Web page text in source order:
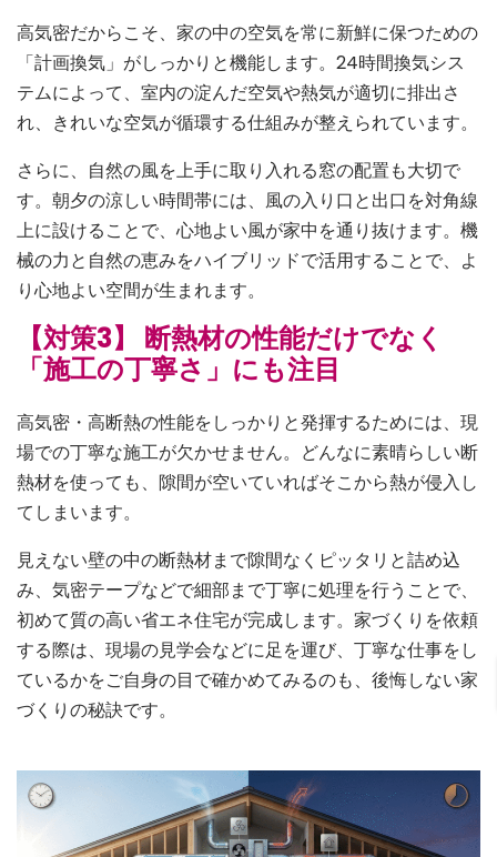
高気密だからこそ、家の中の空気を常に新鮮に保つための
「計画換気」がしっかりと機能します。24時間換気シス
テムによって、室内の淀んだ空気や熱気が適切に排出さ
れ、きれいな空気が循環する仕組みが整えられています。
さらに、自然の風を上手に取り入れる窓の配置も大切で
す。朝夕の涼しい時間帯には、風の入り口と出口を対角線
上に設けることで、心地よい風が家中を通り抜けます。機
械の力と自然の恵みをハイブリッドで活用することで、よ
り心地よい空間が生まれます。
【対策3】 断熱材の性能だけでなく
「施工の丁寧さ」にも注目
高気密・高断熱の性能をしっかりと発揮するためには、現
場での丁寧な施工が欠かせません。どんなに素晴らしい断
熱材を使っても、隙間が空いていればそこから熱が侵入し
てしまいます。
見えない壁の中の断熱材まで隙間なくピッタリと詰め込
み、気密テープなどで細部まで丁寧に処理を行うことで、
初めて質の高い省エネ住宅が完成します。家づくりを依頼
する際は、現場の見学会などに足を運び、丁寧な仕事をし
ているかをご自身の目で確かめてみるのも、後悔しない家
づくりの秘訣です。